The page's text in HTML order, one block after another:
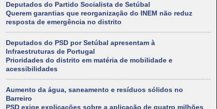
Deputados do Partido Socialista de Setúbal
Querem garantias que reorganização do INEM não reduz
resposta de emergência no distrito
Deputados do PSD por Setúbal apresentam à
Infraestruturas de Portugal
Prioridades do distrito em matéria de mobilidade e
acessibilidades
Aumento da água, saneamento e resíduos sólidos no
Barreiro
PSD exige explicações sobre a aplicação de quatro milhões